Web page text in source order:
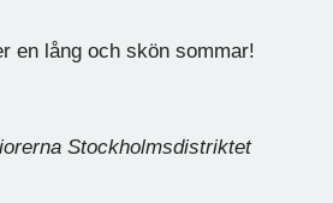
en lång och skön sommar!
Stockholmsdistriktet